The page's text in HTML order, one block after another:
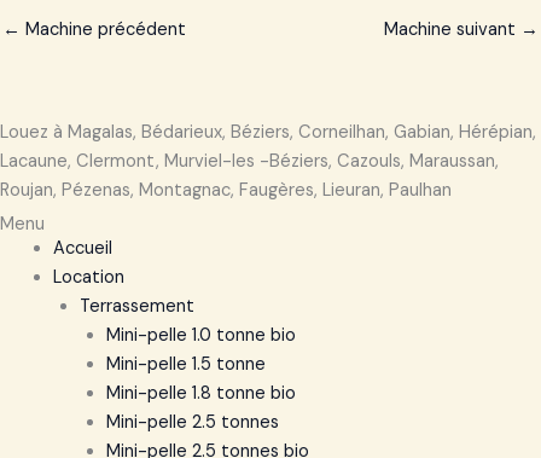
← Machine précédent Machine suivant →
Louez à Magalas, Bédarieux, Béziers, Corneilhan, Gabian, Hérépian,
Lacaune, Clermont, Murviel-les -Béziers, Cazouls, Maraussan,
Roujan, Pézenas, Montagnac, Faugères, Lieuran, Paulhan
Menu
Accueil
Location
Terrassement
Mini-pelle 1.0 tonne bio
Mini-pelle 1.5 tonne
Mini-pelle 1.8 tonne bio
Mini-pelle 2.5 tonnes
Mini-pelle 2.5 tonnes bio